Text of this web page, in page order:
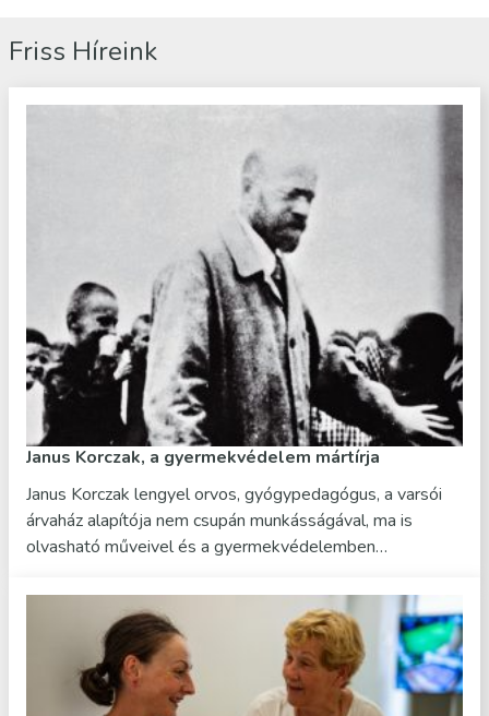
Friss Híreink
Janus Korczak, a gyermekvédelem mártírja
Janus Korczak lengyel orvos, gyógypedagógus, a varsói
árvaház alapítója nem csupán munkásságával, ma is
olvasható műveivel és a gyermekvédelemben…